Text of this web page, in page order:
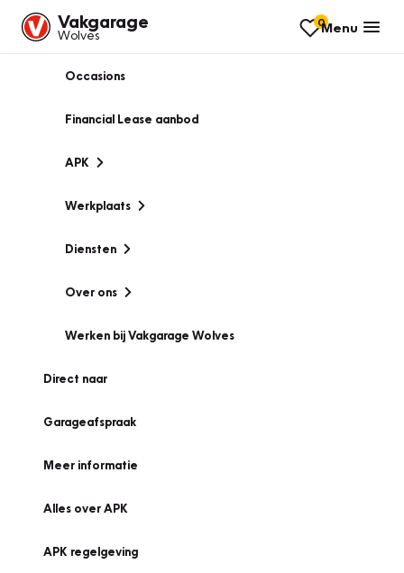
Vakgarage
Wolves
0Menu
Occasions
Financial Lease aanbod
APK
Werkplaats
Diensten
Over ons
Werken bij Vakgarage Wolves
Direct naar
Garageafspraak
Meer informatie
Alles over APK
APK regelgeving